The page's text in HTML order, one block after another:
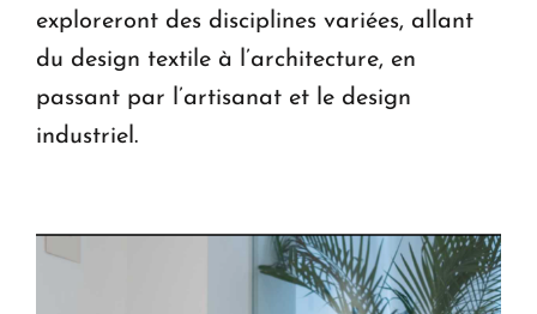
exploreront des disciplines variées, allant
du design textile à l’architecture, en
passant par l’artisanat et le design
industriel.